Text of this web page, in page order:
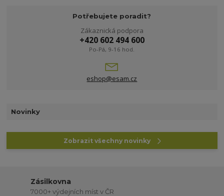
Potřebujete poradit?
Zákaznická podpora
+420 602 494 600
Po-Pá, 9-16 hod.
eshop@esam.cz
Novinky
Zobrazit všechny novinky
Zásilkovna
7000+ výdejních míst v ČR